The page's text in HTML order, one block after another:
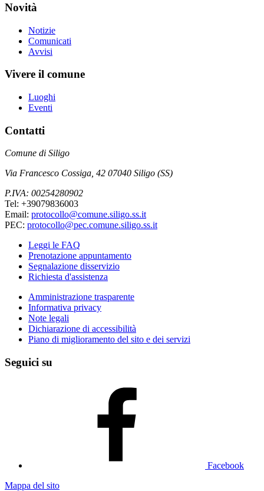
Novità
Notizie
Comunicati
Avvisi
Vivere il comune
Luoghi
Eventi
Contatti
Comune di Siligo
Via Francesco Cossiga, 42 07040 Siligo (SS)
P.IVA: 00254280902
Tel: +39079836003
Email: protocollo@comune.siligo.ss.it
PEC: protocollo@pec.comune.siligo.ss.it
Leggi le FAQ
Prenotazione appuntamento
Segnalazione disservizio
Richiesta d'assistenza
Amministrazione trasparente
Informativa privacy
Note legali
Dichiarazione di accessibilità
Piano di miglioramento del sito e dei servizi
Seguici su
Facebook
Mappa del sito